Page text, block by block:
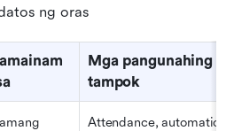
ng oras
Mga pangunahing
tampok
Attendance, automation,